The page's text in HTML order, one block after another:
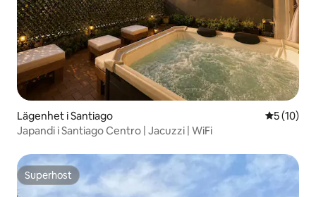
Lägenhet i Santiago 5 av 5 i
5 (10)
Japandi i Santiago Centro | Jacuzzi | WiFi
Superhost
Superhost